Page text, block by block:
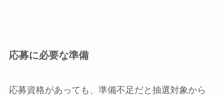
応募に必要な準備
応募資格があっても、準備不足だと抽選対象から